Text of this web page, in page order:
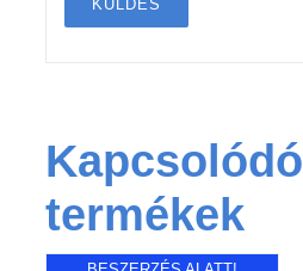
Kapcsolódó
termékek